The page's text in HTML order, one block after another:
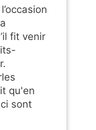
fit venir
qu'en
sont